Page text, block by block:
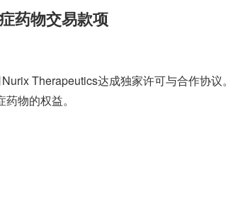
药物交易款项
Therapeutics达成独家许可与合作协议
物的权益。